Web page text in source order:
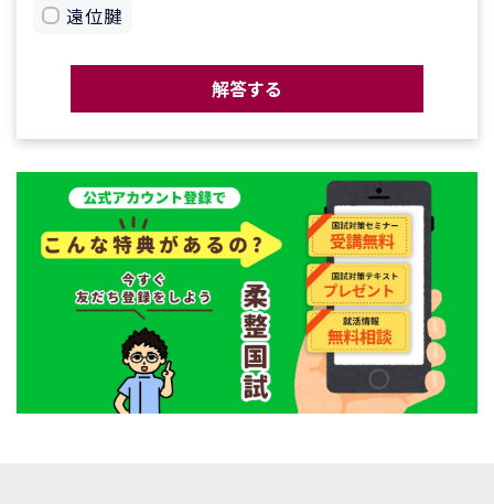
遠位腱
解答する